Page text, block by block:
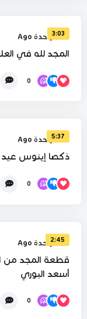
3:03
سنة واحدة Ago
المجد لله في
0
5:37
سنة واحدة Ago
ذكصا إينوس
0
2:45
سنة واحدة Ago
قطعة المجد من
أسعد البوري
0